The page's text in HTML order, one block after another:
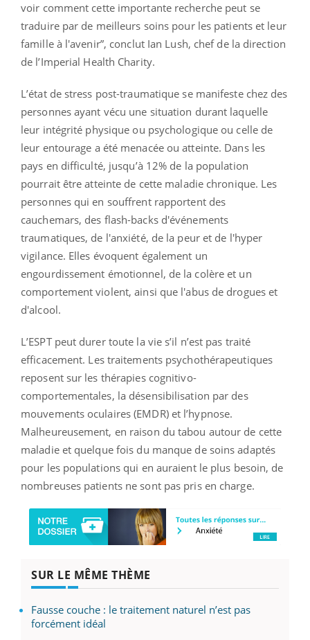
voir comment cette importante recherche peut se
traduire par de meilleurs soins pour les patients et leur
famille à l'avenir”, conclut Ian Lush, chef de la direction
de l’Imperial Health Charity.
L’état de stress post-traumatique se manifeste chez des
personnes ayant vécu une situation durant laquelle
leur intégrité physique ou psychologique ou celle de
leur entourage a été menacée ou atteinte. Dans les
pays en difficulté, jusqu’à 12% de la population
pourrait être atteinte de cette maladie chronique. Les
personnes qui en souffrent rapportent des
cauchemars, des flash-backs d'événements
traumatiques, de l'anxiété, de la peur et de l'hyper
vigilance. Elles évoquent également un
engourdissement émotionnel, de la colère et un
comportement violent, ainsi que l'abus de drogues et
d'alcool.
L’ESPT peut durer toute la vie s’il n’est pas traité
efficacement. Les traitements psychothérapeutiques
reposent sur les thérapies cognitivo-
comportementales, la désensibilisation par des
mouvements oculaires (EMDR) et l’hypnose.
Malheureusement, en raison du tabou autour de cette
maladie et quelque fois du manque de soins adaptés
pour les populations qui en auraient le plus besoin, de
nombreuses patients ne sont pas pris en charge.
SUR LE MÊME THÈME
Fausse couche : le traitement naturel n’est pas
forcément idéal